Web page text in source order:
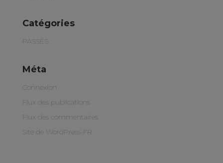
Catégories
PASSÉS
Méta
Connexion
Flux des publications
Flux des commentaires
Site de WordPress-FR